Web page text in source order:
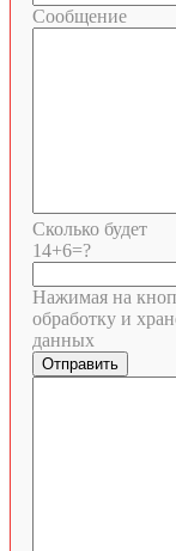
Сообщение
Сколько будет
14+6=?
Нажимая на
обработку и
данных